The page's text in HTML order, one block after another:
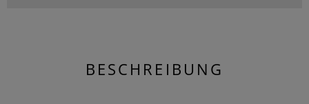
BESCHREIBUNG